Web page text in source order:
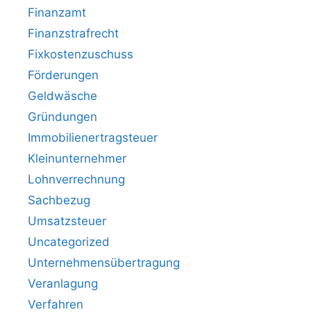
Finanzamt
Finanzstrafrecht
Fixkostenzuschuss
Förderungen
Geldwäsche
Gründungen
Immobilienertragsteuer
Kleinunternehmer
Lohnverrechnung
Sachbezug
Umsatzsteuer
Uncategorized
Unternehmensübertragung
Veranlagung
Verfahren